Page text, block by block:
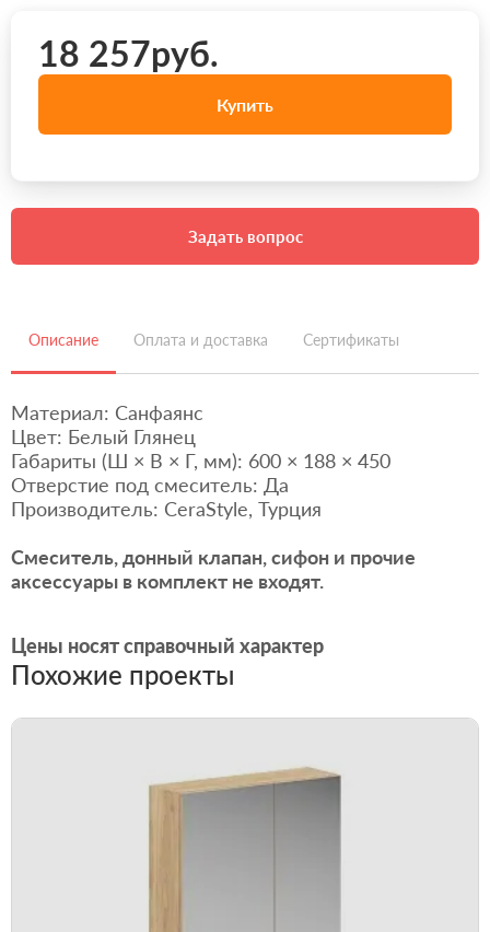
18 257руб.
Купить
Задать вопрос
Описание Оплата и доставка Сертификаты
Материал: Санфаянс
Цвет: Белый Глянец
Габариты (Ш × В × Г, мм): 600 × 188 × 450
Отверстие под смеситель: Да
Производитель: CeraStyle, Турция
Смеситель, донный клапан, сифон и прочие
аксессуары в комплект не входят.
Цены носят справочный характер
Похожие проекты